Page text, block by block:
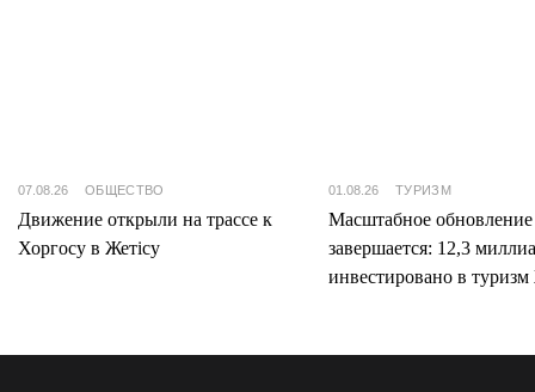
07.08.26 ОБЩЕСТВО
Движение открыли на трассе к
Хоргосу в Жетісу
01.08.26 ТУРИЗМ
Масштабное
завершается: 12,3
инвестировано в туризм